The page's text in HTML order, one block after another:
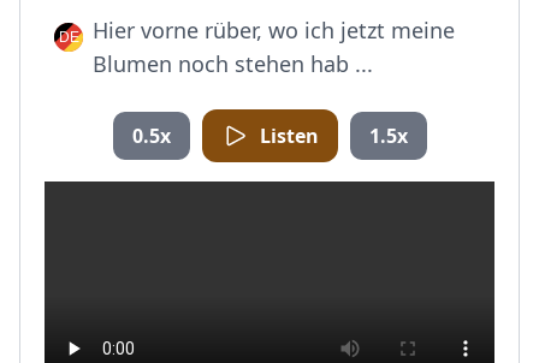
Hier vorne rüber, wo ich jetzt meine
Blumen noch stehen hab ...
0.5x Listen 1.5x